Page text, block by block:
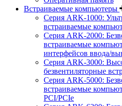
Встраиваемые компьютеры
Серия ARK-1000:
встраиваемые
Серия ARK-2000:
встраиваемые
интерфейсов ввода/
Серия ARK-3000:
безвентиляторные
Серия ARK-5000:
встраиваемые
PCI/PCIe